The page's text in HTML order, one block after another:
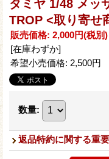
タミヤ 1/48 メッ
TROP <取り寄せ
販売価格: 2,000円(税別)
[在庫わずか]
希望小売価格: 2,500円
数量:
返品特約に関する重